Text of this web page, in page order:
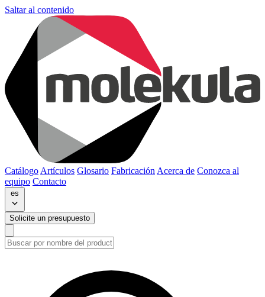
Saltar al contenido
Catálogo Artículos Glosario Fabricación Acerca de Conozca al
equipo Contacto
es
Solicite un presupuesto